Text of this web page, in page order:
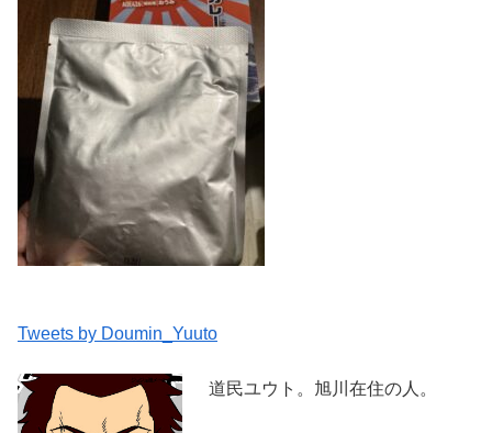
Tweets by Doumin_Yuuto
道民ユウト。旭川在住の人。